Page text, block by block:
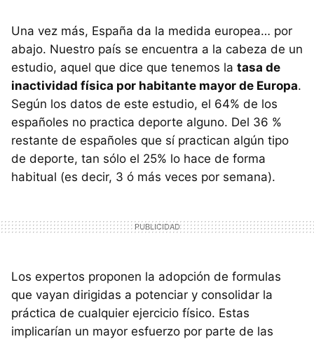
Una vez más, España da la medida europea… por
abajo. Nuestro país se encuentra a la cabeza de un
estudio, aquel que dice que tenemos la tasa de
inactividad física por habitante mayor de Europa.
Según los datos de este estudio, el 64% de los
españoles no practica deporte alguno. Del 36 %
restante de españoles que sí practican algún tipo
de deporte, tan sólo el 25% lo hace de forma
habitual (es decir, 3 ó más veces por semana).
Los expertos proponen la adopción de formulas
que vayan dirigidas a potenciar y consolidar la
práctica de cualquier ejercicio físico. Estas
implicarían un mayor esfuerzo por parte de las